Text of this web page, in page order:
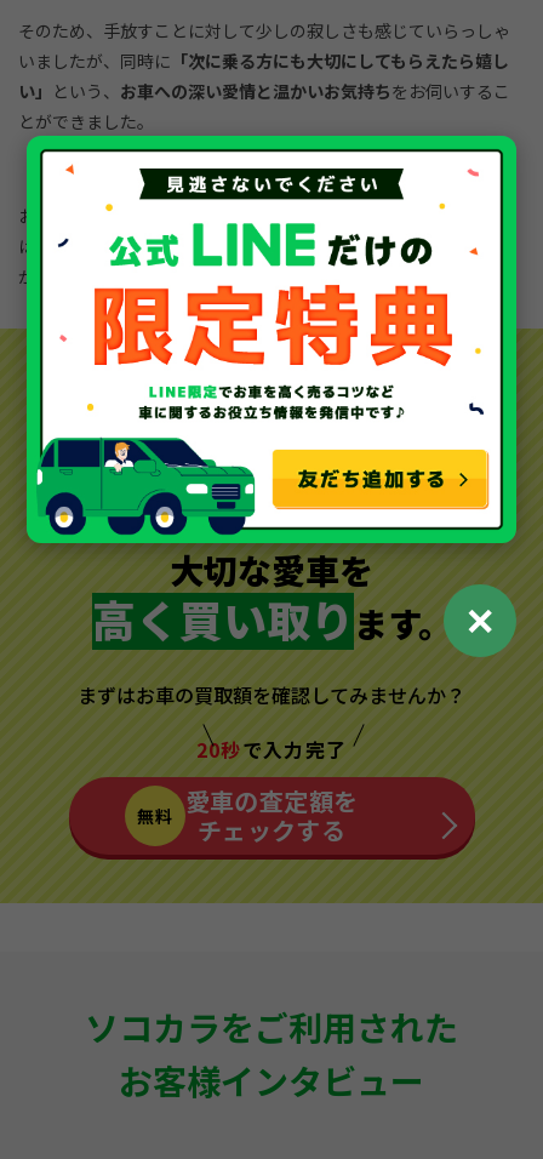
そのため、手放すことに対して少しの寂しさも感じていらっしゃ
いましたが、同時に 「次に乗る方にも大切にしてもらえたら嬉し
い」 という、 お車への深い愛情と温かいお気持ちをお伺いするこ
とができました。
お子様の成長をずっと見守ってきた、思い出深い一台。ソコカラ
はこれからも、次に気持ちよくバトンタッチできるよう、お客様
が心からご納得いただけるお取引を追求していきます。
大切な愛車を
高く買い取り ます。
まずはお車の買取額を確認してみませんか？
20秒で入力完了
無料 愛車の査定額を
チェックする
ソコカラをご利用された
お客様インタビュー
✕